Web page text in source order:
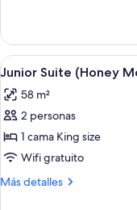
Suite,
vista
frontal
océano
Ver
todas
las
fotos
de
Junior
Suite
17
Junior Suite (Honey
58 m²
2 personas
1 cama King size
Wifi gratuito
Más detalles
Más